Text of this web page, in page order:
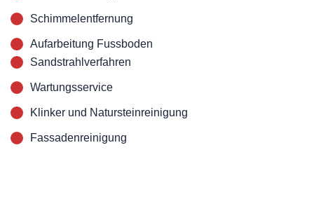
Schimmelentfernung
Aufarbeitung Fussboden
Sandstrahlverfahren
Wartungsservice
Klinker und Natursteinreinigung
Fassadenreinigung